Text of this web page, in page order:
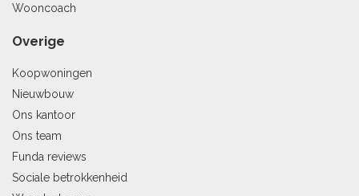
Wooncoach
Overige
Koopwoningen
Nieuwbouw
Ons kantoor
Ons team
Funda reviews
Sociale betrokkenheid